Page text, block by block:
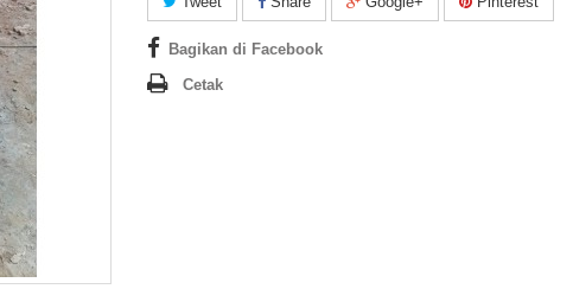
Bagikan di Facebook
Cetak